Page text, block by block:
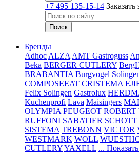
+7 495 135-15-14 Заказать
Бренды
Adhoc ALZA AMT Gastroguss
Beka BERGER CUTLERY
BRABANTIA Burgvogel
COMPOSEEAT CRISTEMA
Felix Solingen Gastrolux
Kuchenprofi Lava Maisingers
OLYMPIA PEUGEOT ROBERT
RUFFONI SABATIER
SISTEMA TREBONN VICTOR
WESTMARK WOLL
CUTLERYYAXELL ...